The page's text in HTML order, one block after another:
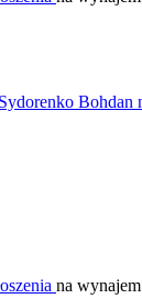
na wynajem